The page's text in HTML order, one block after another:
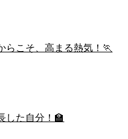
こそ、高まる熱気！🏃
した自分！🏫